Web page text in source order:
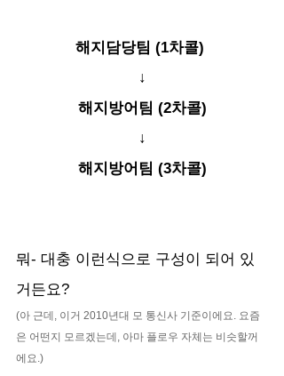
해지담당팀 (1차콜)
↓
해지방어팀 (2차콜)
↓
해지방어팀 (3차콜)
뭐- 대충 이런식으로 구성이 되어 있
거든요?
(아 근데, 이거 2010년대 모 통신사 기준이에요. 요즘
은 어떤지 모르겠는데, 아마 플로우 자체는 비슷할꺼
에요.)